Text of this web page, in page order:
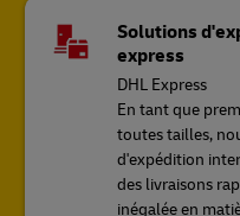
Solutions
express
DHL Express
En tant que
toutes tailles,
d'expédition
des livraisons
inégalée en